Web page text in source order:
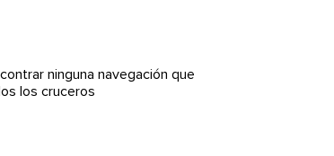
ninguna navegación que
los cruceros